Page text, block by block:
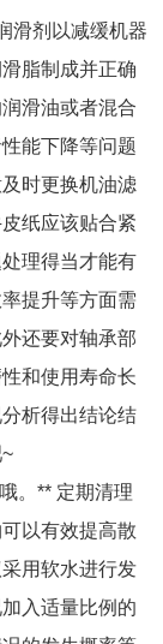
滑剂以减缓机器
脂制成并正确
滑油或者混合
能下降等问题
时更换机油滤
纸应该贴合紧
理得当才能有
提升等方面需
还要对轴承部
和使用寿命长
析得出结论结
。** 定期清理
以有效提高散
用软水进行发
入适量比例的